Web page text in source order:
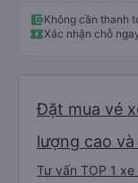
Không cần thanh
Xác nhận chỗ
Đặt mua vé
lượng cao
Tư vấn TOP 1